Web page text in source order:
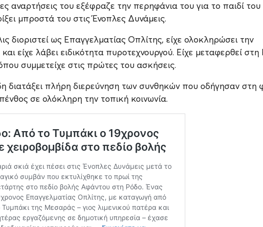
αναρτήσεις του εξέφραζε την περηφάνια του για το παιδί του
μπροστά του στις Ένοπλες Δυνάμεις.
διοριστεί ως Επαγγελματίας Οπλίτης, είχε ολοκληρώσει την
είχε λάβει ειδικότητα πυροτεχνουργού. Είχε μεταφερθεί στη
συμμετείχε στις πρώτες του ασκήσεις.
διατάξει πλήρη διερεύνηση των συνθηκών που οδήγησαν στη
σε ολόκληρη την τοπική κοινωνία.